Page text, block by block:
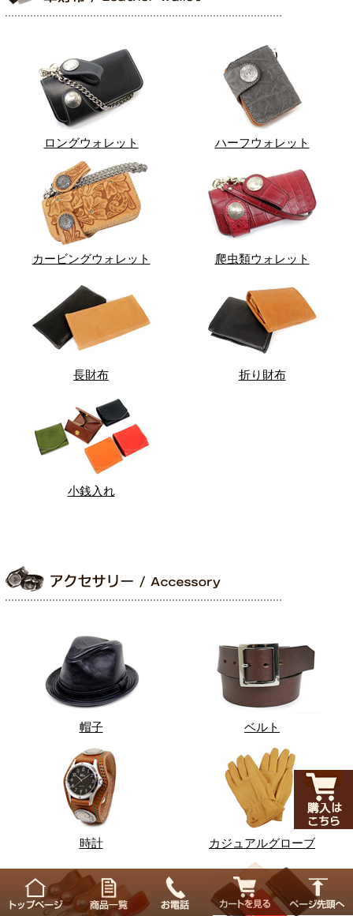
ロングウォレット ハーフウォレット
カービングウォレット 爬虫類ウォレット
長財布 折り財布
小銭入れ
帽子 ベルト
時計 カジュアルグローブ